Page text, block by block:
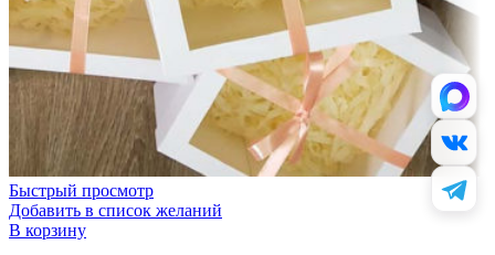
Быстрый просмотр
Добавить в список желаний
В корзину